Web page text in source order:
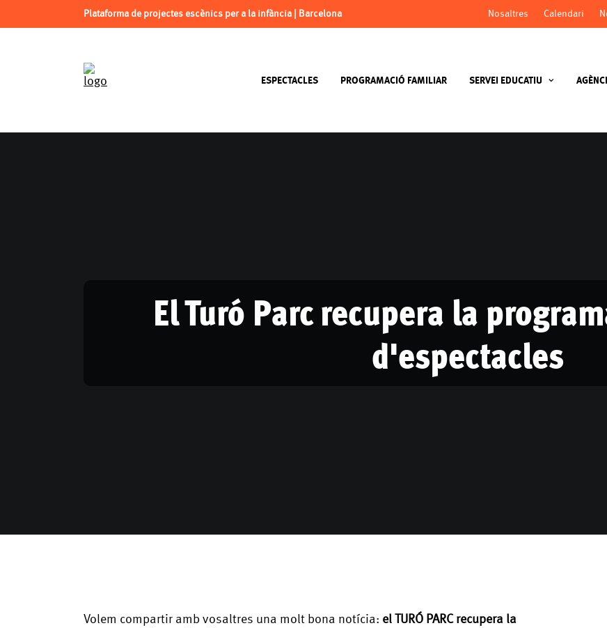
Plataforma de projectes escènics per a la infància | Barcelona Nosaltres Calendari
ESPECTACLES PROGRAMACIÓ FAMILIAR SERVEI EDUCATIU
El Turó Parc recupera la
d'espectacles
Volem compartir amb vosaltres una molt bona notícia: el TURÓ PARC recupera la